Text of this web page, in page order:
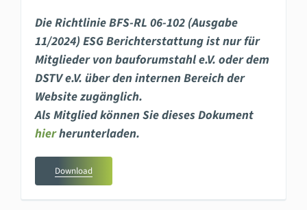
Die Richtlinie BFS-RL 06-102 (Ausgabe
11/2024) ESG Berichterstattung ist nur für
Mitglieder von bauforumstahl e.V. oder dem
DSTV e.V. über den internen Bereich der
Website zugänglich.
Als Mitglied können Sie dieses Dokument
hierherunterladen.
Download